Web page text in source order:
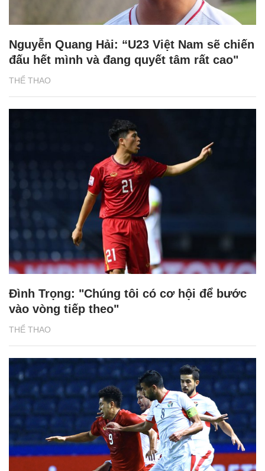
THỂ THAO
Nguyễn Quang Hải: “U23 Việt Nam sẽ chiến
đấu hết mình và đang quyết tâm rất cao"
THỂ THAO
Đình Trọng: "Chúng tôi có cơ hội để bước
vào vòng tiếp theo"